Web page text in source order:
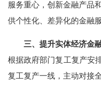
服务重心，创新金融产品
供个性化、差异化的金融服
三、提升实体经济金融
根据政府部门复工复产安
复工复产一线，主动对接